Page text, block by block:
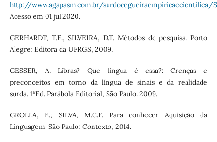
http://www.agapasm.com.br/surdocegueiraempiricaecientifica/
Acesso em 01 jul.2020.
GERHARDT, T.E., SILVEIRA, D.T. Métodos de pesquisa. Porto
Alegre: Editora da UFRGS, 2009.
GESSER, A. Libras? Que língua é essa?: Crenças e
preconceitos em torno da língua de sinais e da realidade
surda. 1ªEd. Parábola Editorial, São Paulo. 2009.
GROLLA, E.; SILVA, M.C.F. Para conhecer Aquisição da
Linguagem. São Paulo: Contexto, 2014.